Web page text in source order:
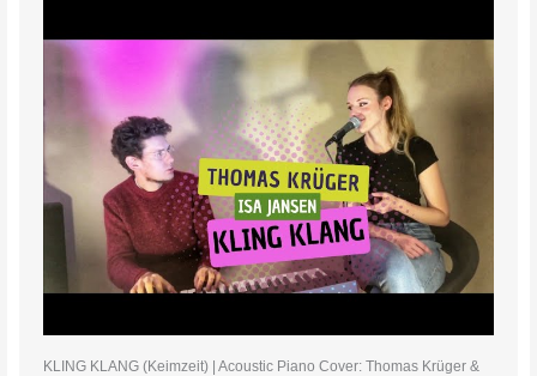
KLING KLANG (Keimzeit) | Acoustic Piano Cover: Thomas Krüger &